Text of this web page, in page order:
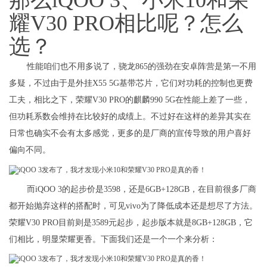
耀V30 PRO相比呢？怎么
选？
性能咱们也不用多说了，骁龙865的强劲在安卓阵营是第一不用
多疑，不过由于是外挂X55 5G基带芯片，它们对功耗的控制也更费
工夫，相比之下，荣耀V30 PRO的麒麟990 5G在性能上差了一些，
但功耗系数会维持在比较好的成绩上。不过好在这样的差异其实在
日常也确实不会有太多感觉，更多的是厂商的宣传导致的用户喜好
偏向不同。
而iQOO 3的起步价是3598，还是6GB+128GB，在目前很多厂商
都开始抛弃这样的搭配时，可见vivo为了降低成本还是想尽了方法。
荣耀V30 PRO目前则是3589元起步，起步版本就是8GB+128GB，它
们相比，明显荣耀更香。下面我们还是一个一个来分析：